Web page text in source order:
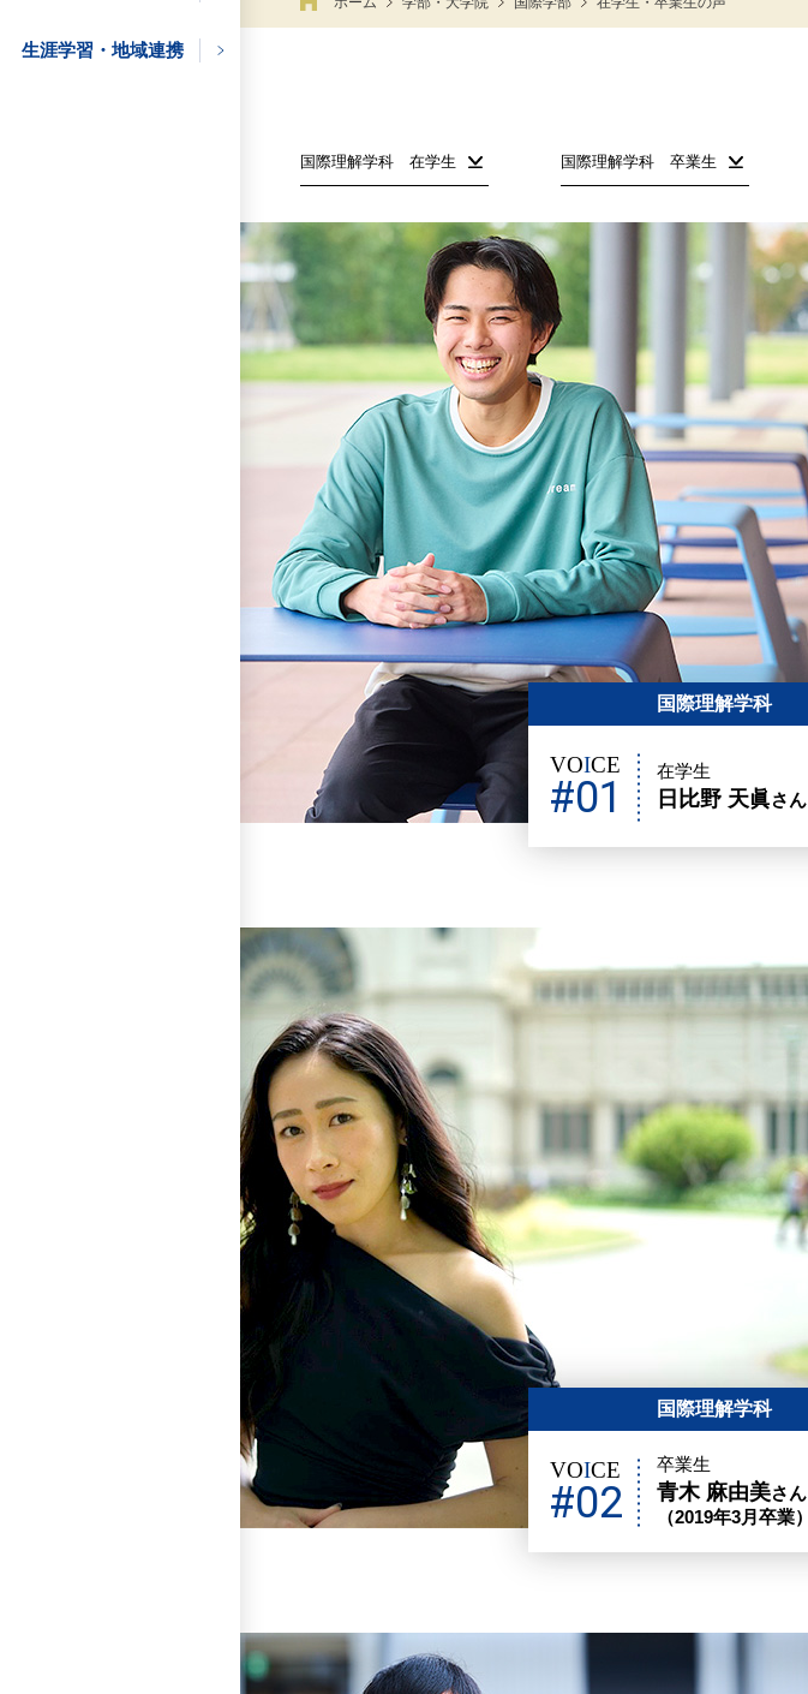
生涯学習・地域連携
国際理解学科 在学生 国際理解学科 卒業生
国際理解学科
VOICE
#01
在学生
日比野 天眞さん
国際理解学科
VOICE
#02
卒業生
青木 麻由美さん
（2019年3月卒業）